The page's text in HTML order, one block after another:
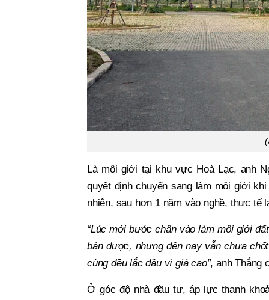
Là môi giới tại khu vực Hoà Lạc, anh
quyết định chuyển sang làm môi giới
nhiên, sau hơn 1 năm vào nghề, thực tế
“Lúc mới bước chân vào làm môi giới
bán được, nhưng đến nay vẫn chưa
cùng đều lắc đầu vì giá cao”, anh Thắng
Ở góc độ nhà đầu tư, áp lực thanh